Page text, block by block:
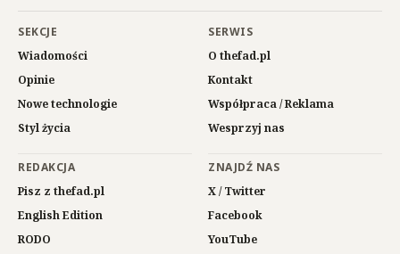
SEKCJE
Wiadomości
Opinie
Nowe technologie
Styl życia
SERWIS
O thefad.pl
Kontakt
Współpraca / Reklama
Wesprzyj nas
REDAKCJA
Pisz z thefad.pl
English Edition
RODO
ZNAJDŹ NAS
X / Twitter
Facebook
YouTube